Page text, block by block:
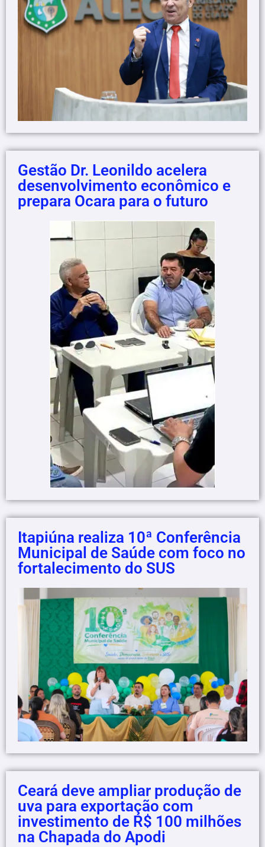
Gestão Dr. Leonildo acelera
desenvolvimento econômico e
prepara Ocara para o futuro
Itapiúna realiza 10ª Conferência
Municipal de Saúde com foco no
fortalecimento do SUS
Ceará deve ampliar produção de
uva para exportação com
investimento de R$ 100 milhões
na Chapada do Apodi